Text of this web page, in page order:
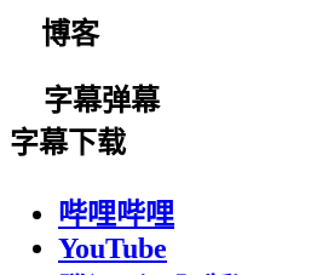
博客
字幕弹幕
字幕下载
哔哩哔哩
YouTube